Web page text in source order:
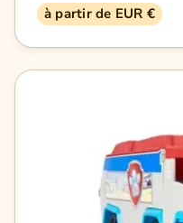
à partir de EUR €